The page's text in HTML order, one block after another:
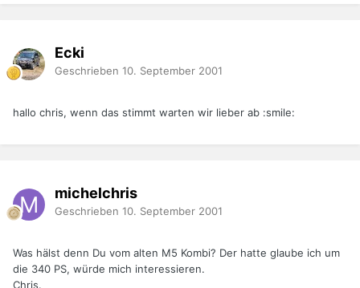
Ecki
Geschrieben 10. September 2001
hallo chris, wenn das stimmt warten wir lieber ab :smile:
michelchris
Geschrieben 10. September 2001
Was hälst denn Du vom alten M5 Kombi? Der hatte glaube ich um
die 340 PS, würde mich interessieren.
Chris.